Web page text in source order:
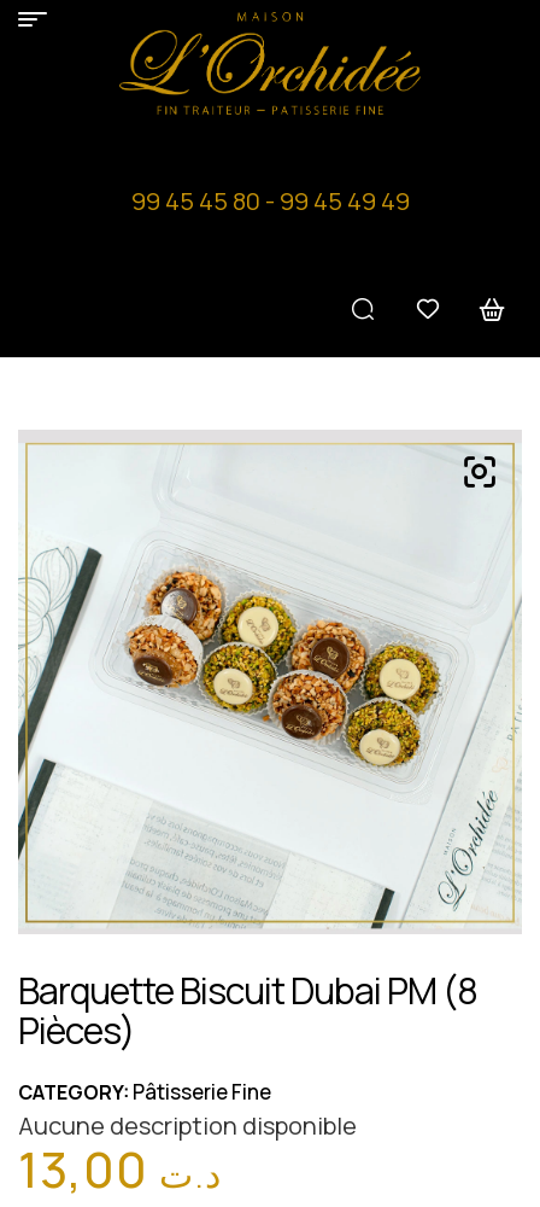
99 45 45 80 - 99 45 49 49
Barquette Biscuit Dubai PM (8
Pièces)
CATEGORY: Pâtisserie Fine
Aucune description disponible
د.ت